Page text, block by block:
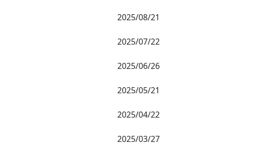
2025/08/21
2025/07/22
2025/06/26
2025/05/21
2025/04/22
2025/03/27